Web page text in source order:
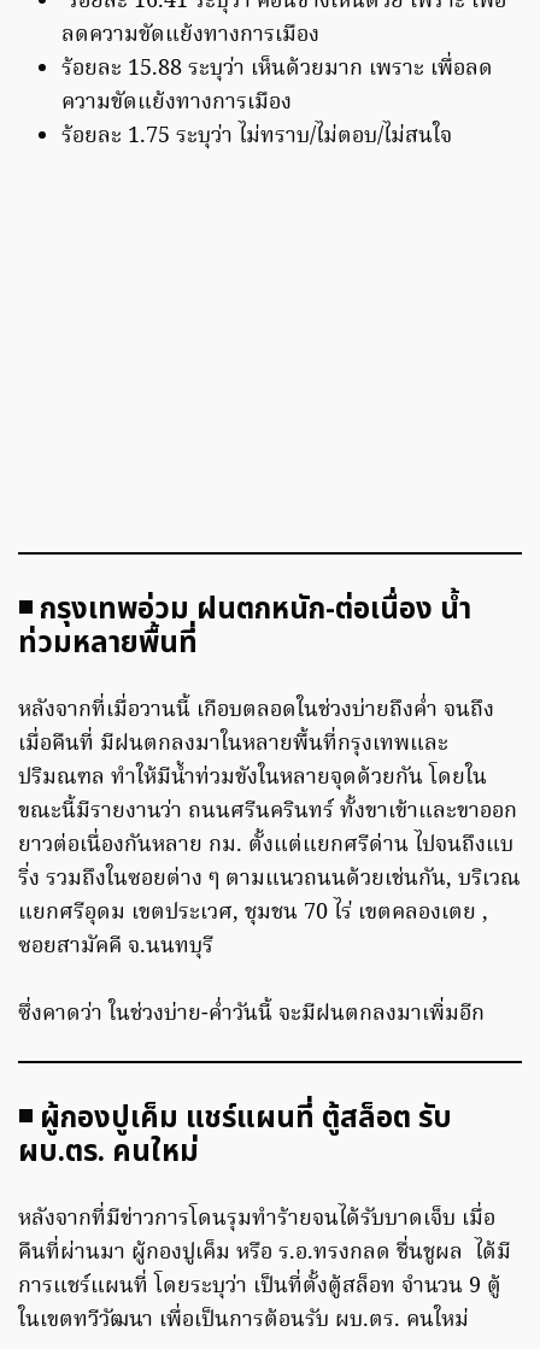
ลดความขัดแย้งทางการเมือง
ร้อยละ 15.88 ระบุว่า เห็นด้วยมาก เพราะ เพื่อลด
ความขัดแย้งทางการเมือง
ร้อยละ 1.75 ระบุว่า ไม่ทราบ/ไม่ตอบ/ไม่สนใจ
◾️ กรุงเทพอ่วม ฝนตกหนัก-ต่อเนื่อง น้ำ
ท่วมหลายพื้นที่
หลังจากที่เมื่อวานนี้ เกือบตลอดในช่วงบ่ายถึงค่ำ จนถึง
เมื่อคืนที่ มีฝนตกลงมาในหลายพื้นที่กรุงเทพและ
ปริมณฑล ทำให้มีน้ำท่วมขังในหลายจุดด้วยกัน โดยใน
ขณะนี้มีรายงานว่า ถนนศรีนครินทร์ ทั้งขาเข้าและขาออก
ยาวต่อเนื่องกันหลาย กม. ตั้งแต่แยกศรีด่าน ไปจนถึงแบ
ริ่ง รวมถึงในซอยต่าง ๆ ตามแนวถนนด้วยเช่นกัน, บริเวณ
แยกศรีอุดม เขตประเวศ, ชุมชน 70 ไร่ เขตคลองเตย ,
ซอยสามัคคี จ.นนทบุรี
ซึ่งคาดว่า ในช่วงบ่าย-ค่ำวันนี้ จะมีฝนตกลงมาเพิ่มอีก
◾️ ผู้กองปูเค็ม แชร์แผนที่ ตู้สล็อต รับ
ผบ.ตร. คนใหม่
หลังจากที่มีข่าวการโดนรุมทำร้ายจนได้รับบาดเจ็บ เมื่อ
คืนที่ผ่านมา ผู้กองปูเค็ม หรือ ร.อ.ทรงกลด ชื่นชูผล ได้มี
การแชร์แผนที่ โดยระบุว่า เป็นที่ตั้งตู้สล็อท จำนวน 9 ตู้
ในเขตทวีวัฒนา เพื่อเป็นการต้อนรับ ผบ.ตร. คนใหม่